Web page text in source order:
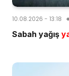
10.08.2026 - 13:18
Sabah yağış